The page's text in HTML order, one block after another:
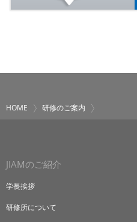
HOME 研修のご案内
JIAMのご紹介
学長挨拶
研修所について